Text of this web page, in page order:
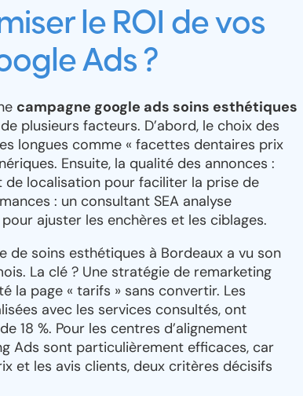
le ROI de vos
Ads ?
campagne google ads soins esthétiques
plusieurs facteurs. D’abord, le choix des
longues comme « facettes dentaires prix
Ensuite, la qualité des annonces :
de localisation pour faciliter la prise de
: un consultant SEA analyse
ajuster les enchères et les ciblages.
de soins esthétiques à Bordeaux a vu son
La clé ? Une stratégie de remarketing
la page « tarifs » sans convertir. Les
avec les services consultés, ont
18 %. Pour les centres d’alignement
Ads sont particulièrement efficaces, car
et les avis clients, deux critères décisifs